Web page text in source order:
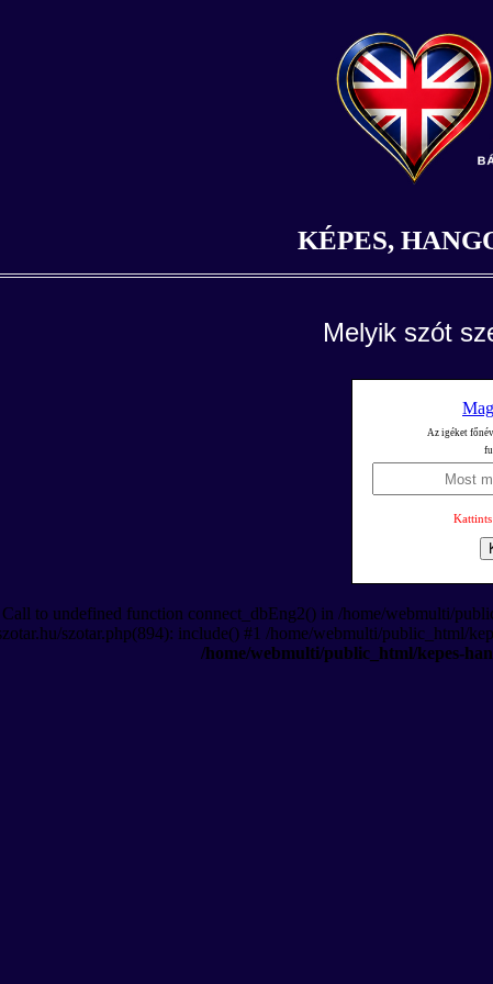
KÉPES,
Melyik szót
Az igéket
to undefined function connect_dbEng2() in /home/webmulti/
szotar.php(894): include() #1 /home/webmulti/public_html/
/home/webmulti/public_html/kepes-